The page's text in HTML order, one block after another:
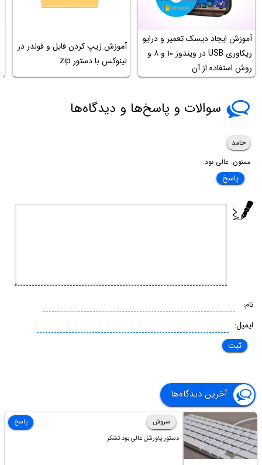
آموزش ایجاد دیسک تعمیر و درایو
ریکاوری USB در ویندوز ۱۰ و ۸ و
روش استفاده از آن
آموزش زیپ کردن فایل و فولدر در
لینوکس با دستور zip
سوالات و پاسخ‌ها و دیدگاه‌ها
حامد
ممنون. عالی بود.
پاسخ
نام:
ایمیل:
آخرین دیدگاه‌ها
سروش
دستور پاورشل عالی بود تشکر
پاسخ